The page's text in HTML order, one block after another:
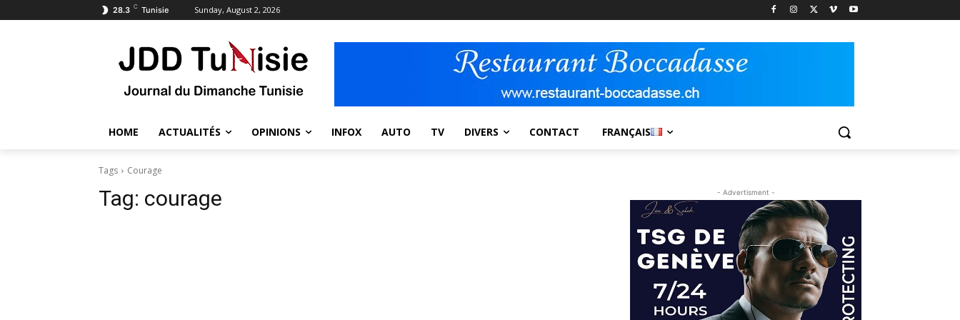
28.3 C Tunisie Sunday, August 2, 2026
HOME ACTUALITÉS OPINIONS INFOX AUTO TV DIVERS CONTACT FRANÇAIS
Tags Courage
Tag: courage - Advertisment -